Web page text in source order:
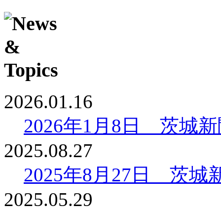
2026.01.16
2026年1月8日 茨城
2025.08.27
2025年8月27日 茨城
2025.05.29